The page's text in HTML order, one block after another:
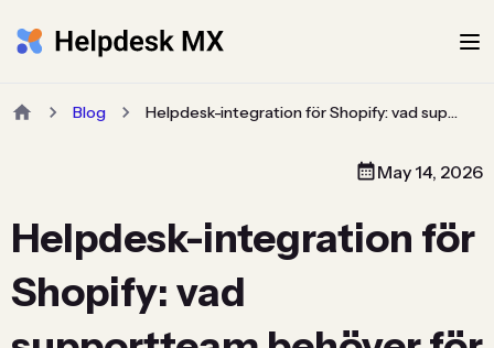
Blog Helpdesk-integration för Shopify: vad supportteam behöver för att jobba snabbare
May 14, 2026
Helpdesk-integration för
Shopify: vad